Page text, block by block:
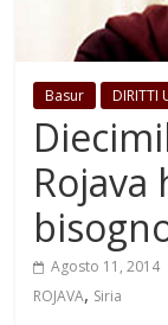
Basur DIRITTI
Agosto 11, 2014
ROJAVA, Siria